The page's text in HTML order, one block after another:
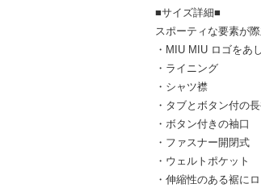
■サイズ詳細■
スポーティな要素が
・MIU MIU ロゴをあ
・ライニング
・シャツ襟
・タブとボタン付の
・ボタン付きの袖口
・ファスナー開閉式
・ウェルトポケット
・伸縮性のある裾に